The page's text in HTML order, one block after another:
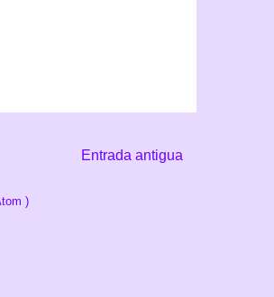
Entrada antigua
)